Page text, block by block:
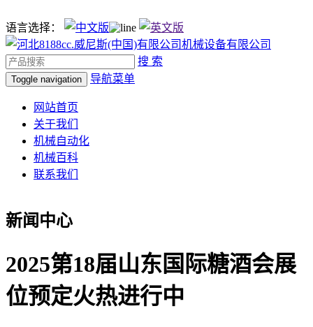
语言选择：
搜 索
Toggle navigation 导航菜单
网站首页
关于我们
机械自动化
机械百科
联系我们
新闻中心
2025第18届山东国际糖酒会展
位预定火热进行中